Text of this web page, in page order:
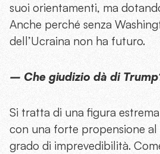
suoi orientamenti, ma
Anche perché senza
dell’Ucraina non ha futuro.
– Che giudizio dà di
Si tratta di una figura
con una forte propensione
grado di imprevedibilità.